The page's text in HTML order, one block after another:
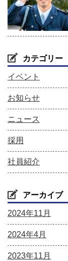
カテゴリー
イベント
お知らせ
ニュース
採用
社員紹介
アーカイブ
2024年11月
2024年4月
2023年11月